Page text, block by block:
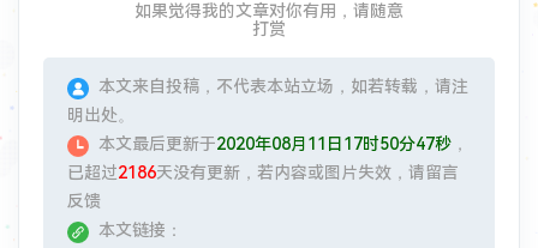
如果觉得我的文章对你有用，请随意
打赏
本文来自投稿，不代表本站立场，如若转载，请注
明出处。
本文最后更新于2020年08月11日17时50分47秒 ，
已超过2186天没有更新，若内容或图片失效，请留言
反馈
本文链接：